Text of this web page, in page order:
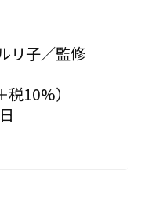
リ子／監修
10%）